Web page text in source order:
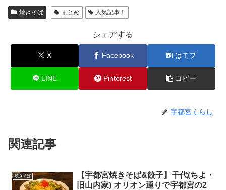
焼きそば まとめ 人気記事！
シェアする
X Facebook はてブ
LINE Pinterest コピー
宇都宮くらし
関連記事
焼きそば
【宇都宮焼きそば&餃子】千代(ちよ・
旧山内家) オリオン通りで宇都宮の2